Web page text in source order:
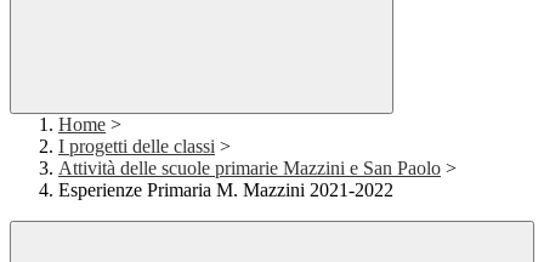
Home >
I progetti delle classi >
Attività delle scuole primarie Mazzini e San Paolo >
Esperienze Primaria M. Mazzini 2021-2022